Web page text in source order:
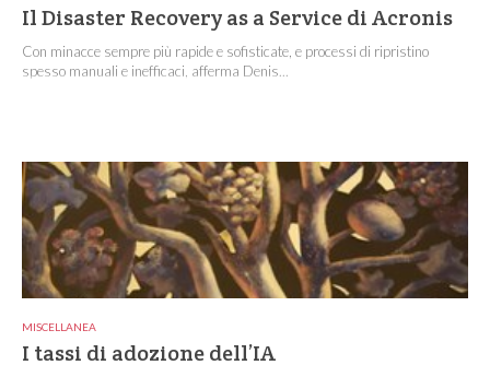
Il Disaster Recovery as a Service di Acronis
Con minacce sempre più rapide e sofisticate, e processi di ripristino
spesso manuali e inefficaci, afferma Denis...
MISCELLANEA
I tassi di adozione dell’IA